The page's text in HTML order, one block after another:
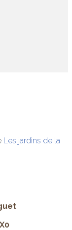
Les jardins de la